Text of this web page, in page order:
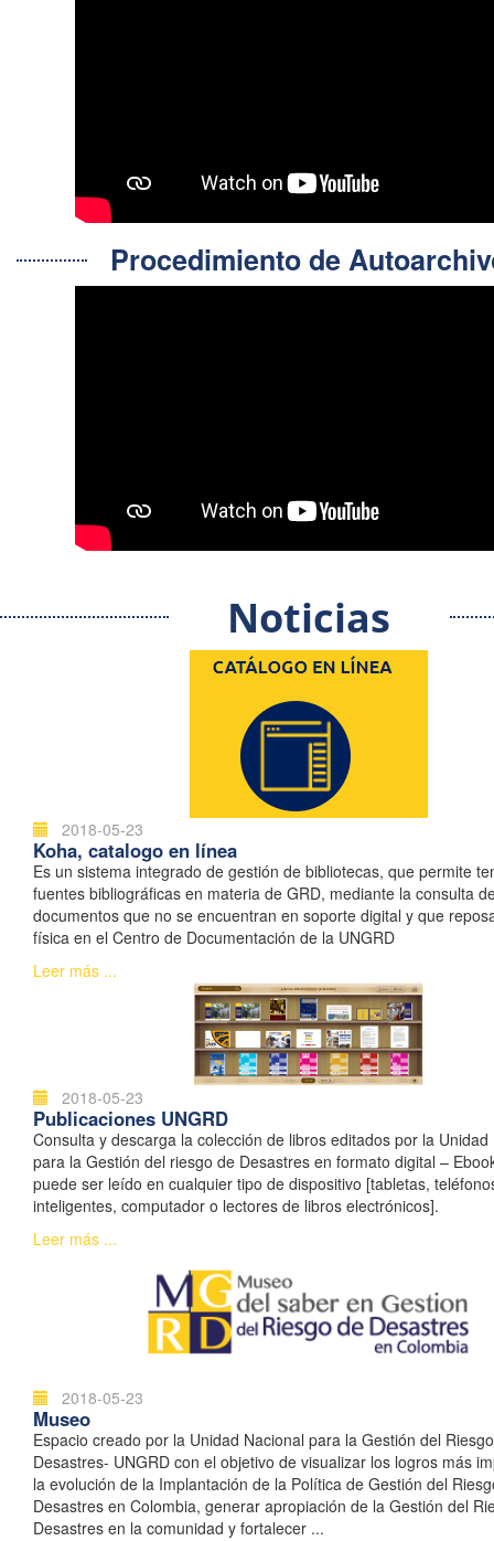
Procedimiento de
Noticias
2018-05-23
Koha, catalogo en línea
Es un sistema integrado de gestión de bibliotecas, que permite
fuentes bibliográficas en materia de GRD, mediante la consulta
documentos que no se encuentran en soporte digital y que
física en el Centro de Documentación de la UNGRD
Leer más ...
2018-05-23
Publicaciones UNGRD
Consulta y descarga la colección de libros editados por la Unidad
para la Gestión del riesgo de Desastres en formato digital –
puede ser leído en cualquier tipo de dispositivo [tabletas,
inteligentes, computador o lectores de libros electrónicos].
Leer más ...
2018-05-23
Museo
Espacio creado por la Unidad Nacional para la Gestión del
Desastres- UNGRD con el objetivo de visualizar los logros más
la evolución de la Implantación de la Política de Gestión del
Desastres en Colombia, generar apropiación de la Gestión del
Desastres en la comunidad y fortalecer ...